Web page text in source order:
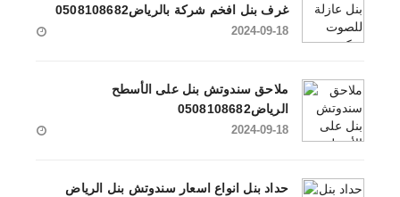
غرف بنل افخم شركة بالرياض0508108682
2024-09-18
ملاحق سندوتش بنل على الأسطح
الرياض0508108682
2024-09-18
حداد بنل انواع اسعار سندوتش بنل الرياض